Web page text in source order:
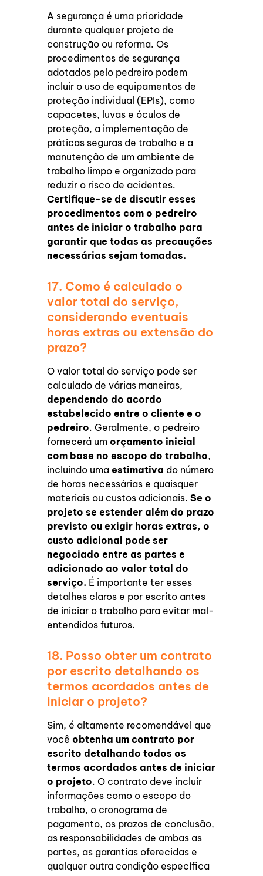
A segurança é uma prioridade
durante qualquer projeto de
construção ou reforma. Os
procedimentos de segurança
adotados pelo pedreiro podem
incluir o uso de equipamentos de
proteção individual (EPIs), como
capacetes, luvas e óculos de
proteção, a implementação de
práticas seguras de trabalho e a
manutenção de um ambiente de
trabalho limpo e organizado para
reduzir o risco de acidentes.
Certifique-se de discutir esses
procedimentos com o pedreiro
antes de iniciar o trabalho para
garantir que todas as precauções
necessárias sejam tomadas.
17. Como é calculado o
valor total do serviço,
considerando eventuais
horas extras ou extensão do
prazo?
O valor total do serviço pode ser
calculado de várias maneiras,
dependendo do acordo
estabelecido entre o cliente e o
pedreiro. Geralmente, o pedreiro
fornecerá umorçamento inicial
com base no escopo do trabalho,
incluindo uma estimativa do número
de horas necessárias e quaisquer
materiais ou custos adicionais.Se o
projeto se estender além do prazo
previsto ou exigir horas extras, o
custo adicional pode ser
negociado entre as partes e
adicionado ao valor total do
serviço. É importante ter esses
detalhes claros e por escrito antes
de iniciar o trabalho para evitar mal-
entendidos futuros.
18. Posso obter um contrato
por escrito detalhando os
termos acordados antes de
iniciar o projeto?
Sim, é altamente recomendável que
vocêobtenha um contrato por
escrito detalhando todos os
termos acordados antes de iniciar
o projeto. O contrato deve incluir
informações como o escopo do
trabalho, o cronograma de
pagamento, os prazos de conclusão,
as responsabilidades de ambas as
partes, as garantias oferecidas e
qualquer outra condição específica